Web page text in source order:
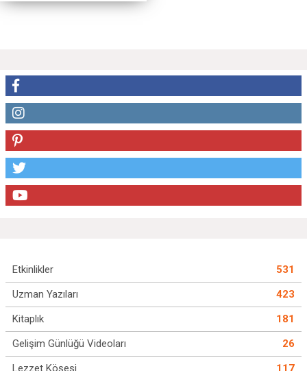
Etkinlikler
531
Uzman Yazıları
423
Kitaplık
181
Gelişim Günlüğü Videoları
26